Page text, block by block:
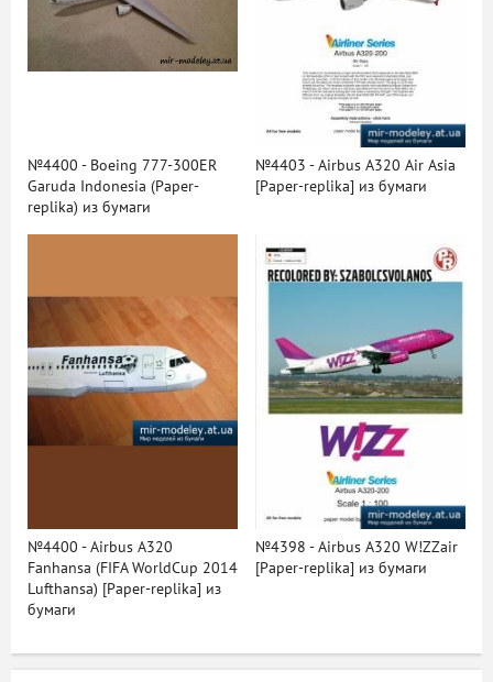
№4400 - Boeing 777-300ER
Garuda Indonesia (Рaper-
replika) из бумаги
№4403 - Airbus A320 Air Asia
[Рaper-replika] из бумаги
№4400 - Airbus A320
Fanhansa (FIFA WorldCup 2014
Lufthansa) [Рaper-replika] из
бумаги
№4398 - Airbus A320 W!ZZair
[Рaper-replika] из бумаги